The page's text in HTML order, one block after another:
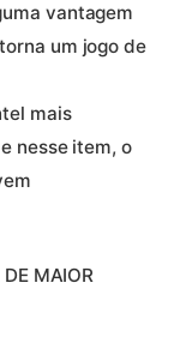
vantagem
um jogo de
mais
nesse item, o
MAIOR